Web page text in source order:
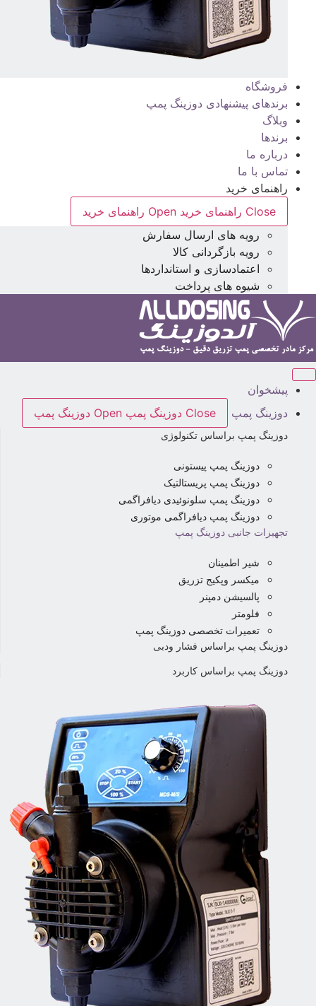
فروشگاه
برندهای پیشنهادی دوزینگ پمپ
وبلاگ
برندها
درباره ما
تماس با ما
راهنمای خرید
Close راهنمای خرید
Open راهنمای خرید
رویه های ارسال سفارش
رویه بازگردانی کالا
اعتمادسازی و استانداردها
شیوه های پرداخت
پیشخوان
دوزینگ پمپ
Close دوزینگ پمپ Open دوزینگ پمپ
دوزینگ پمپ براساس تکنولوژی
دوزینگ پمپ پیستونی
دوزینگ پمپ پریستالتیک
دوزینگ پمپ سلونوئیدی دیافراگمی
دوزینگ پمپ دیافراگمی موتوری
تجهیزات جانبی دوزینگ پمپ
شیر اطمینان
میکسر وپکیج تزریق
پالسیشن دمپنر
فلومتر
تعمیرات تخصصی دوزینگ پمپ
دوزینگ پمپ براساس فشار ودبی
دوزینگ پمپ براساس کاربرد